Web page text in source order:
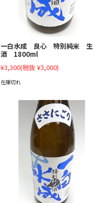
一白水成 良心 特別純米 生
酒 1800ml
¥3,300(税抜 ¥3,000)
在庫切れ